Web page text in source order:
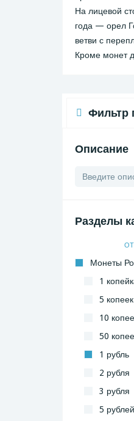
На лицевой
года — орел
ветви с
Кроме монет
Фильтр
Описание
Разделы
Монеты
1
5 копеек
10
50
1 рубль
2 рубля
3 рубля
5 рублей